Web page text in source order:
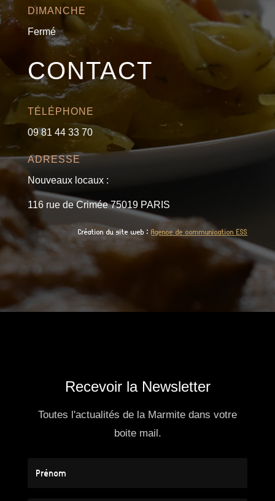
DIMANCHE
Fermé
CONTACT
TÉLÉPHONE
09 81 44 33 70
ADRESSE
Nouveaux locaux :
116 rue de Crimée 75019 PARIS
Création du site web :Agence de communication ESS
Recevoir la Newsletter
Toutes l'actualités de la Marmite dans votre
boite mail.